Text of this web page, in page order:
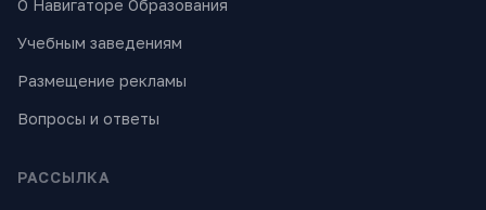
О Навигаторе Образования
Учебным заведениям
Размещение рекламы
Вопросы и ответы
РАССЫЛКА